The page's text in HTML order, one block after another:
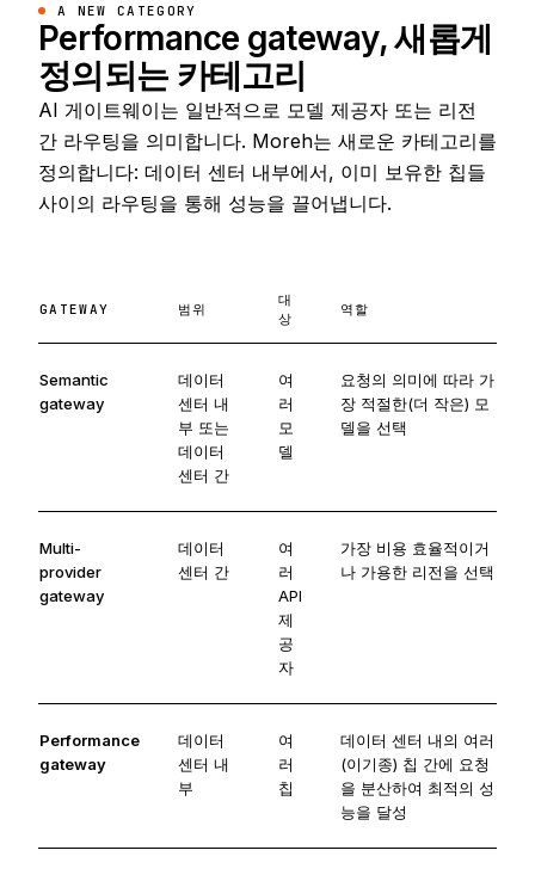
A NEW CATEGORY
Performance gateway, 새롭게
정의되는 카테고리
AI 게이트웨이는 일반적으로 모델 제공자 또는 리전
간 라우팅을 의미합니다. Moreh는 새로운 카테고리를
정의합니다: 데이터 센터 내부에서, 이미 보유한 칩들
사이의 라우팅을 통해 성능을 끌어냅니다.
GATEWAY 범위
대
상
역할
Semantic
gateway
데이터
센터 내
부 또는
데이터
센터 간
여
러
모
델
요청의 의미에 따라 가
장 적절한(더 작은) 모
델을 선택
Multi-
provider
gateway
데이터
센터 간
여
러
API
제
공
자
가장 비용 효율적이거
나 가용한 리전을 선택
Performance
gateway
데이터
센터 내
부
여
러
칩
데이터 센터 내의 여러
(이기종) 칩 간에 요청
을 분산하여 최적의 성
능을 달성